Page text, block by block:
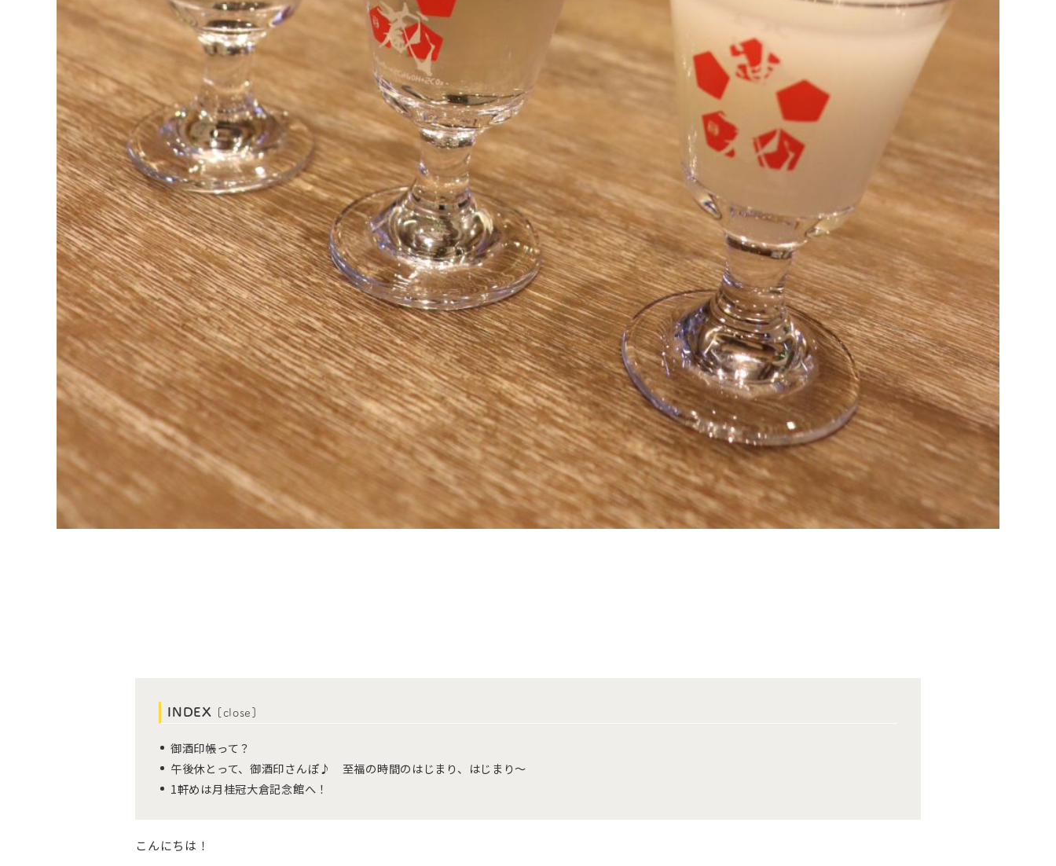
INDEX [ close ]
御酒印帳って？
午後休とって、御酒印さんぽ♪ 至福の時間のはじまり、はじまり～
1軒めは月桂冠大倉記念館へ！
こんにちは！